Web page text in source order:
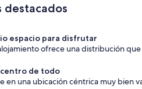
destacados
espacio para disfrutar
ofrece una distribución
centro de todo
en una ubicación céntrica muy bien